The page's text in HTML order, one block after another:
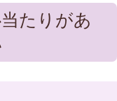
たりがあ